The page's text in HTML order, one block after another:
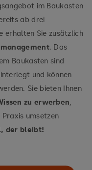
im Baukasten
ab drei
Sie zusätzlich
. Das
Baukasten sind
und können
Sie bieten Ihnen
zu erwerben,
umsetzen
der bleibt!